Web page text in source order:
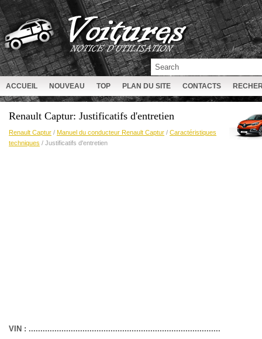
ACCUEIL NOUVEAU TOP PLAN DU SITE CONTACTS
Renault Captur: Justificatifs d'entretien
Renault Captur / Manuel du conducteur Renault Captur / Caractéristiques
techniques / Justificatifs d'entretien
VIN : ..................................................................................